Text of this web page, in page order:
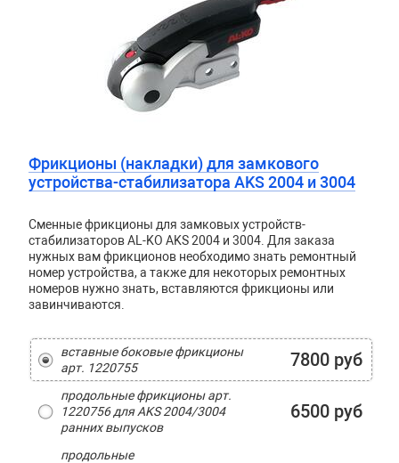
Фрикционы (накладки) для замкового
устройства-стабилизатора AKS 2004 и 3004
Сменные фрикционы для замковых устройств-
стабилизаторов AL-KO AKS 2004 и 3004. Для заказа
нужных вам фрикционов необходимо знать ремонтный
номер устройства, а также для некоторых ремонтных
номеров нужно знать, вставляются фрикционы или
завинчиваются.
вставные боковые фрикционы
арт. 1220755
7800 руб
продольные фрикционы арт.
1220756 для AKS 2004/3004
ранних выпусков
6500 руб
продольные